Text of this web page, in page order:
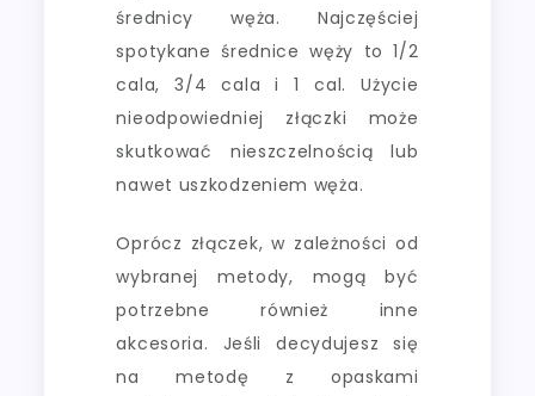
średnicy węża. Najczęściej
spotykane średnice węży to 1/2
cala, 3/4 cala i 1 cal. Użycie
nieodpowiedniej złączki może
skutkować nieszczelnością lub
nawet uszkodzeniem węża.
Oprócz złączek, w zależności od
wybranej metody, mogą być
potrzebne również inne
akcesoria. Jeśli decydujesz się
na metodę z opaskami